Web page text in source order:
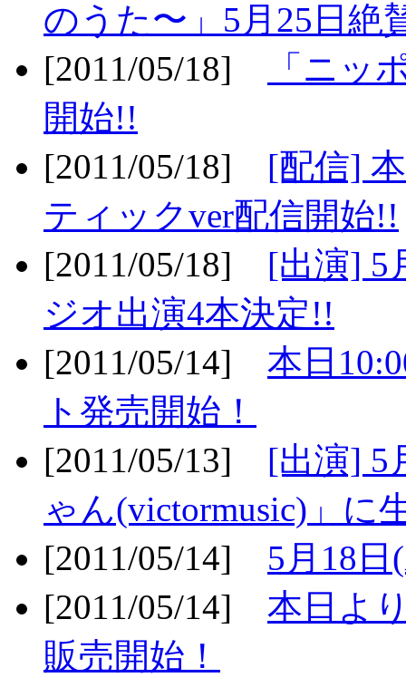
のうた〜」5月25日絶
[2011/05/18]
「ニッ
開始!!
[2011/05/18] [配信]
ティックver配信開始!!
[2011/05/18] [出演] 5
ジオ出演4本決定!!
[2011/05/14] 本日
ト発売開始！
[2011/05/13] [出演] 5
ゃん(victormusic)」に
[2011/05/14] 5月18
[2011/05/14] 本日よ
販売開始！